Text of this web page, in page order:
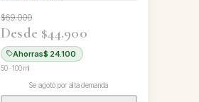
$69.000
Desde $44.900
Ahorras$ 24.100
50 · 100 ml
Se agotó por alta demanda